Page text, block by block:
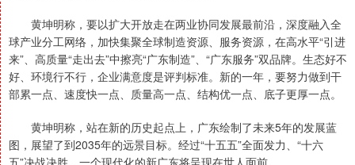
黄坤明称，要以扩大开放走在两业协同发展最前沿，深度融入全
球产业分工网络，加快集聚全球制造资源、服务资源，在高水平“引进
来”、高质量“走出去”中擦亮“广东制造”、“广东服务”双品牌。生态好不
好、环境行不行，企业满意度是评判标准。新的一年，要努力做到干
部累一点、速度快一点、质量高一点、结构优一点、底子更厚一点。
黄坤明称，站在新的历史起点上，广东绘制了未来5年的发展蓝
图，展望了到2035年的远景目标。经过“十五五”全面发力、“十六